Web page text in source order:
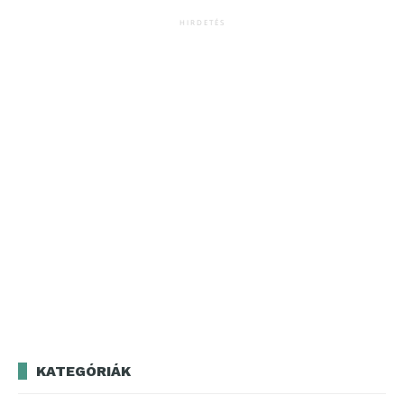
HIRDETÉS
KATEGÓRIÁK